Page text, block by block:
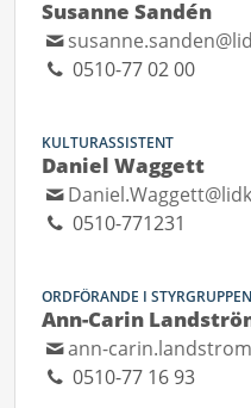
Susanne Sandén
0510-77 02 00
KULTURASSISTENT
Daniel Waggett
0510-771231
ORDFÖRANDE I
Ann-Carin
ann-
0510-77 16 93